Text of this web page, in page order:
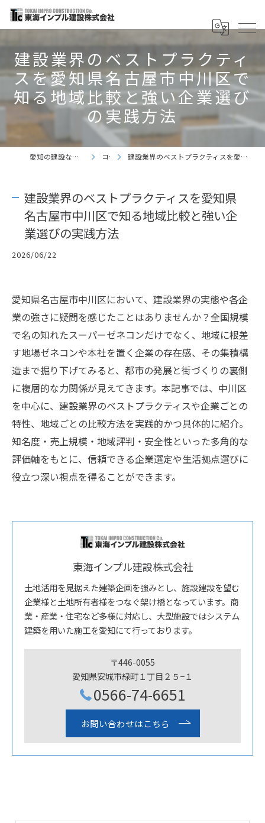
建設業界のベストプラクティ
スを愛知県名古屋市中川区で
知る地域比較と強い企業選び
の実践方法
愛知の建設なら東海インプル建設株式会社 コラム 建設業界のベストプラクティスを愛知県名古屋市中川区で知る地域比較と強い企業選びの実践方法
建設業界のベストプラクティスを愛知県
名古屋市中川区で知る地域比較と強い企
業選びの実践方法
2026/06/22
愛知県名古屋市中川区において、建設業界の実態や各企
業の強さに疑問を感じたことはありませんか？全国規模
で名の知れたスーパーゼネコンだけでなく、地域に根差
す地場ゼネコンや本社を置く企業の存在感、その集積構
造まで掘り下げてみると、都市の発展と街づくりの裏側
に複層的な力関係が見えてきます。本記事では、中川区
を中心に、建設業界のベストプラクティスや企業ごとの
特性、地域ごとの比較方法を実践的かつ具体的に紹介。
知名度・売上規模・地域評判・安全性といった多角的な
評価軸をもとに、信頼できる企業選定や生活拠点選びに
役立つ深い視点を得ることができます。
東海インプル建設株式会社
土地活用を見据えた建築企画を強みとし、施設建設を望む
企業様と土地所有者様をつなぐ架け橋となっています。商
業・産業・住宅など多様に対応し、大型施設ではシステム
建築を用いた施工を愛知にて行っております。
〒446-0055
愛知県安城市緑町１丁目２５−１
0566-74-6651
お問い合わせはこちら